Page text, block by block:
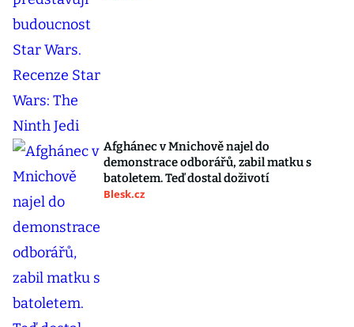
Afghánec v Mnichově najel do
demonstrace odborářů, zabil matku s
batoletem. Teď dostal doživotí
Blesk.cz